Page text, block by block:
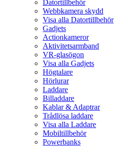
Datortillbehör
Webbkamera skydd
Visa alla Datortillbehör
Gadjets
Actionkameror
Aktivitetsarmband
VR-glasögon
Visa alla Gadjets
Högtalare
Hörlurar
Laddare
Billaddare
Kablar & Adaptrar
Trådlösa laddare
Visa alla Laddare
Mobiltillbehör
Powerbanks